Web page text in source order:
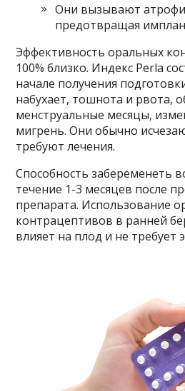
Они вызывают
предотвращая
Эффективность оральных
100% близко. Индекс Perla
начале получения
набухает, тошнота и рвота,
менструальные месяцы,
мигрень. Они обычно
требуют лечения.
Способность забеременеть
течение 1-3 месяцев после
препарата. Использование
контрацептивов в ранней
влияет на плод и не требует